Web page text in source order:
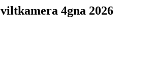
viltkamera 4gna 2026